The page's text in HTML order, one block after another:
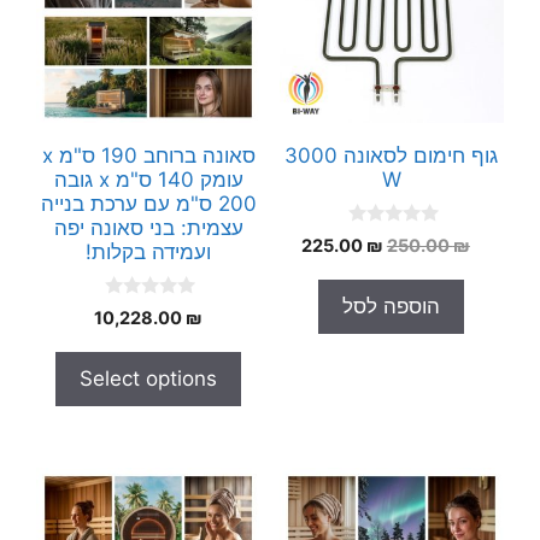
גוף חימום לסאונה 3000
W
0
o
o
5
250.00₪
המחיר
היה:
250.00 ₪.
225.00 ₪
המחיר
הוספה לסל
סאונה ברוחב 190 ס"מ x
עומק 140 ס"מ x גובה
200 ס"מ עם ערכת בנייה
עצמית: בני סאונה יפה
ועמידה בקלות!
o
o
5
10,228.00 ₪
Select options